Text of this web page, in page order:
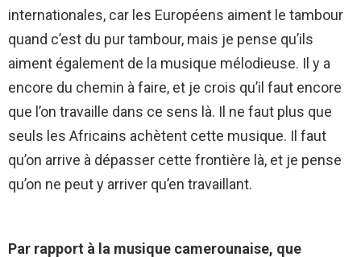
internationales, car les Européens aiment le tambour
quand c’est du pur tambour, mais je pense qu’ils
aiment également de la musique mélodieuse. Il y a
encore du chemin à faire, et je crois qu’il faut encore
que l’on travaille dans ce sens là. Il ne faut plus que
seuls les Africains achètent cette musique. Il faut
qu’on arrive à dépasser cette frontière là, et je pense
qu’on ne peut y arriver qu’en travaillant.
Par rapport à la musique camerounaise, que